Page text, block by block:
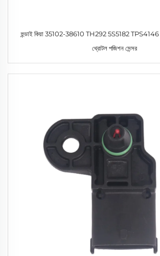
হুন্ডাই কিয়া 35102-38610 TH292 5S5182 TPS4146
থ্রোটল পজিশন সেন্সর